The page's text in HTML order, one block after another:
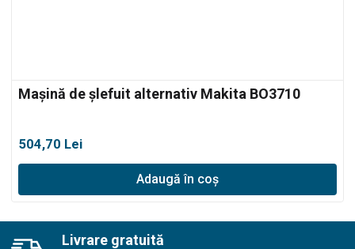
Mașină de șlefuit alternativ Makita BO3710
504,70 Lei
Adaugă în coș
Livrare gratuită